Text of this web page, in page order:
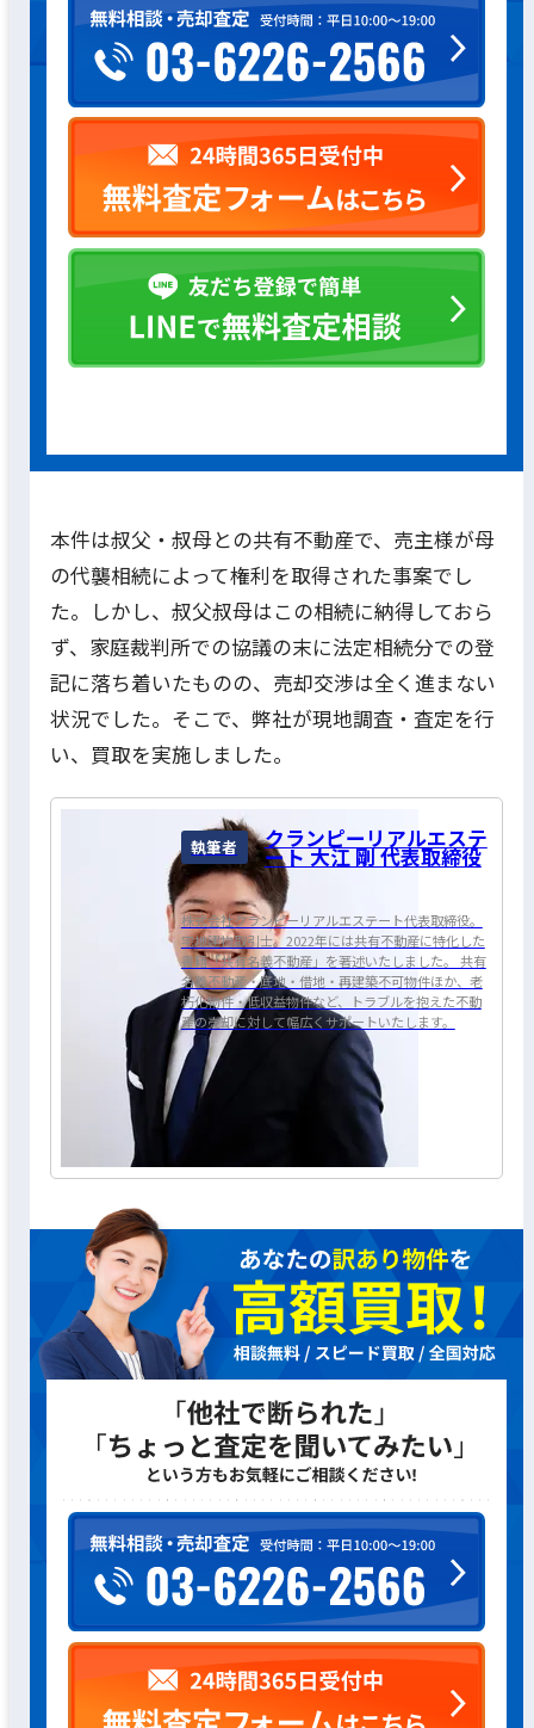
本件は叔父・叔母との共有不動産で、売主様が母
の代襲相続によって権利を取得された事案でし
た。しかし、叔父叔母はこの相続に納得しておら
ず、家庭裁判所での協議の末に法定相続分での登
記に落ち着いたものの、売却交渉は全く進まない
状況でした。そこで、弊社が現地調査・査定を行
い、買取を実施しました。
執筆者 クランピーリアルエステ
ート 大江 剛 代表取締役
株式会社クランピーリアルエステート代表取締役。
宅地建物取引士。2022年には共有不動産に特化した
書籍「共有名義不動産」を著述いたしました。 共有
名義不動産・底地・借地・再建築不可物件ほか、老
朽化物件・低収益物件など、トラブルを抱えた不動
産の売却に対して幅広くサポートいたします。